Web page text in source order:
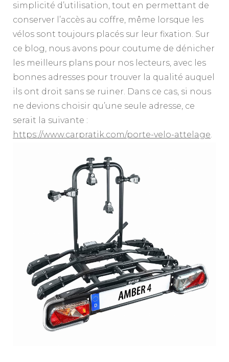
simplicité d’utilisation, tout en permettant de
conserver l’accès au coffre, même lorsque les
vélos sont toujours placés sur leur fixation. Sur
ce blog, nous avons pour coutume de dénicher
les meilleurs plans pour nos lecteurs, avec les
bonnes adresses pour trouver la qualité auquel
ils ont droit sans se ruiner. Dans ce cas, si nous
ne devions choisir qu’une seule adresse, ce
serait la suivante :
https://www.carpratik.com/porte-velo-attelage.